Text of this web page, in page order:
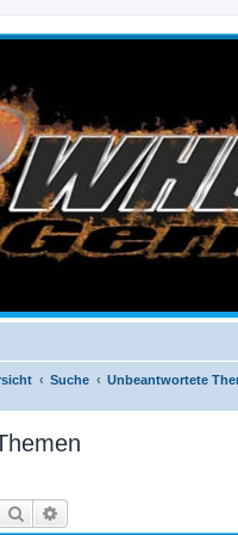
Suche Unbeantwortete
Suche